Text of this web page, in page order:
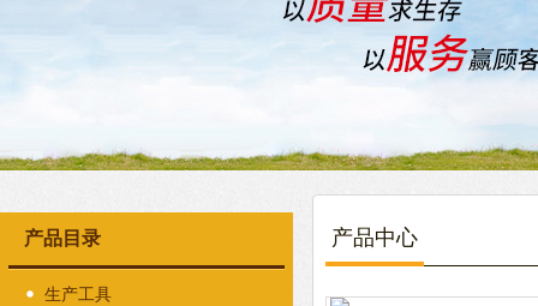
产品目录
生产工具
产品中心